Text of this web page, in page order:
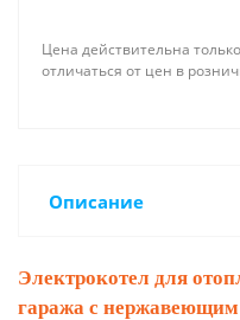
Цена действительна
отличаться от цен в
Описание
Электрокотел для
гаража с